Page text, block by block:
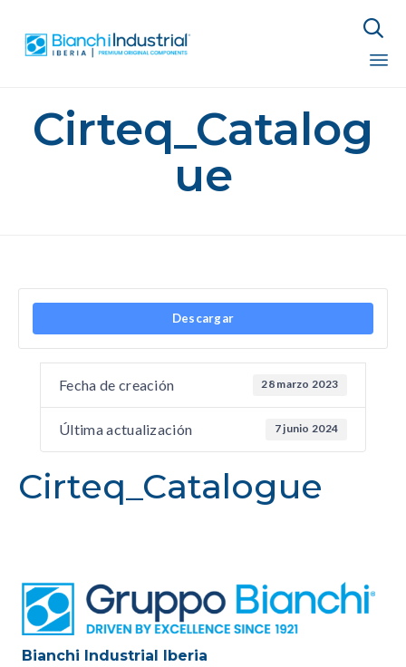

Cirteq_Catalog
ue
Descargar
Fecha de creación 28 marzo 2023
Última actualización 7 junio 2024
Cirteq_Catalogue
Bianchi Industrial Iberia